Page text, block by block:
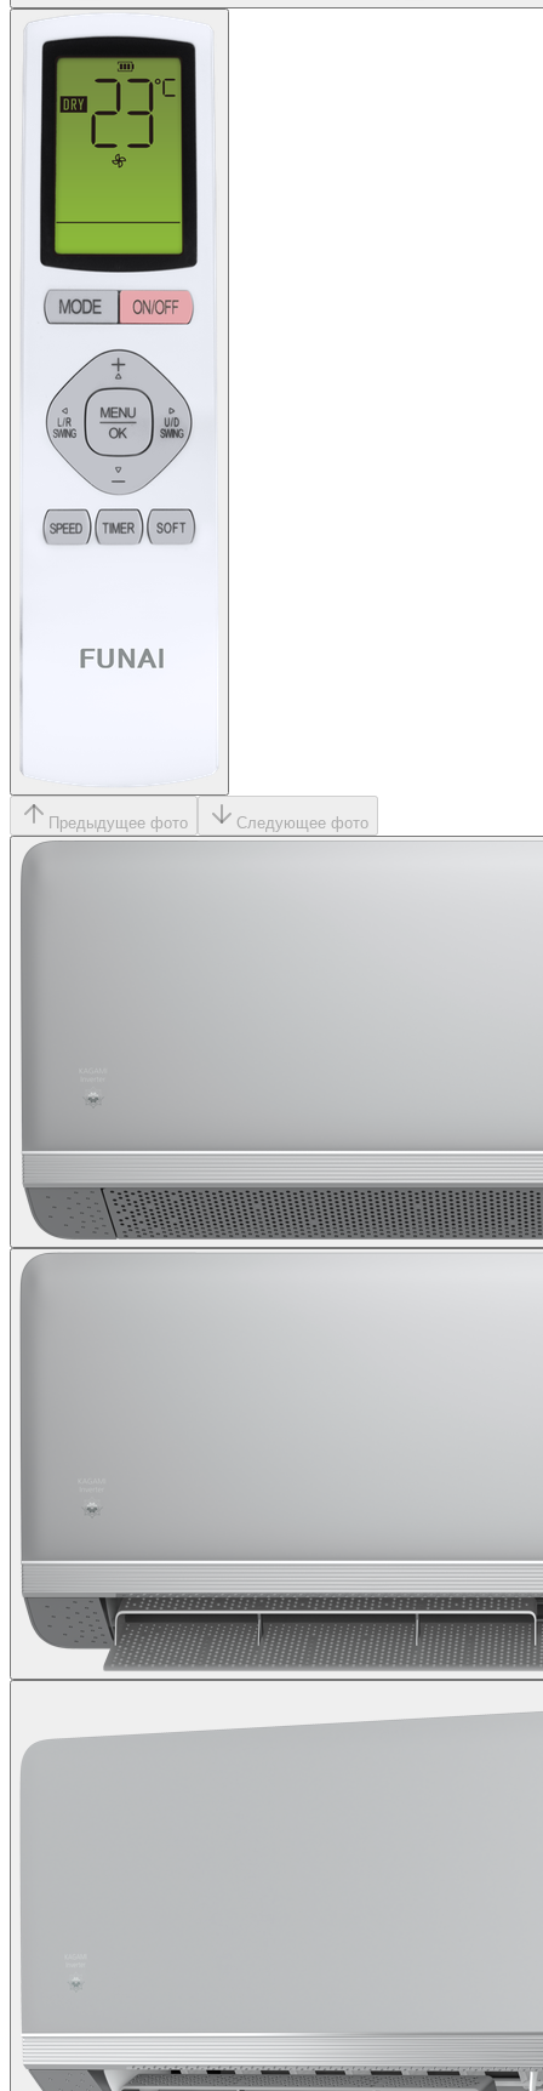
Предыдущее фото Следующее фото